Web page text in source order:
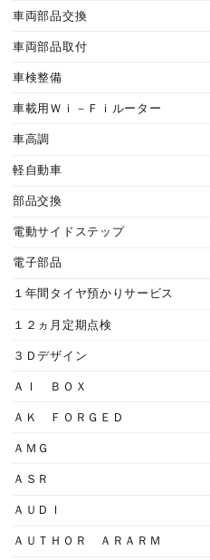
車両部品交換
車両部品取付
車検整備
車載用Ｗｉ－Ｆｉルーター
車高調
軽自動車
部品交換
電動サイドステップ
電子部品
１年間タイヤ預かりサービス
１２ヵ月定期点検
３Ｄデザイン
ＡＩ ＢＯＸ
ＡＫ ＦＯＲＧＥＤ
ＡＭＧ
ＡＳＲ
ＡＵＤＩ
ＡＵＴＨＯＲ ＡＲＡＲＭ